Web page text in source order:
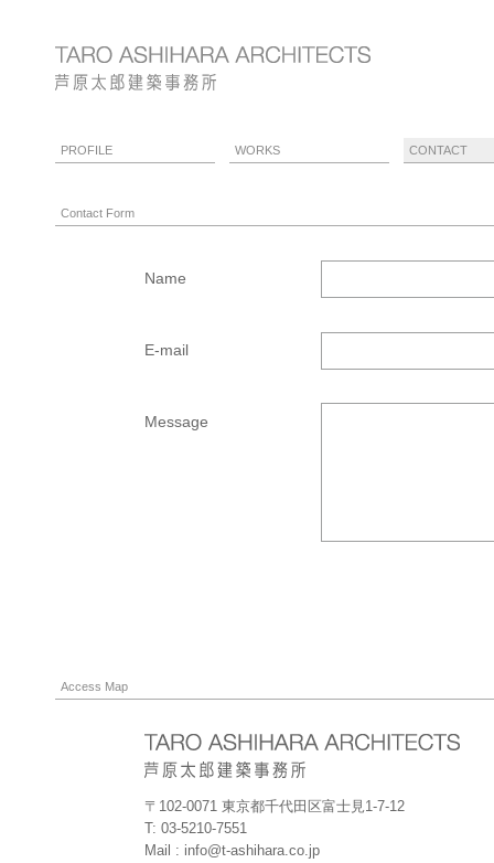
PROFILE WORKS CONTACT
Contact Form
Name
E-mail
Message
Access Map
〒102-0071 東京都千代田区富士見1-7-12
T: 03-5210-7551
Mail : info@t-ashihara.co.jp